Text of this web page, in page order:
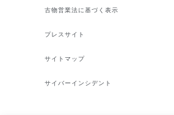
古物営業法に基づく表示
プレスサイト
サイトマップ
サイバーインシデント